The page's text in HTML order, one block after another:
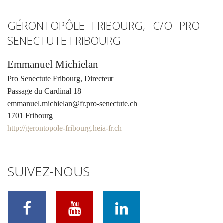
GÉRONTOPÔLE FRIBOURG, C/O PRO
SENECTUTE FRIBOURG
Emmanuel Michielan
Pro Senectute Fribourg, Directeur
Passage du Cardinal 18
emmanuel.michielan@fr.pro-senectute.ch
1701 Fribourg
http://gerontopole-fribourg.heia-fr.ch
SUIVEZ-NOUS